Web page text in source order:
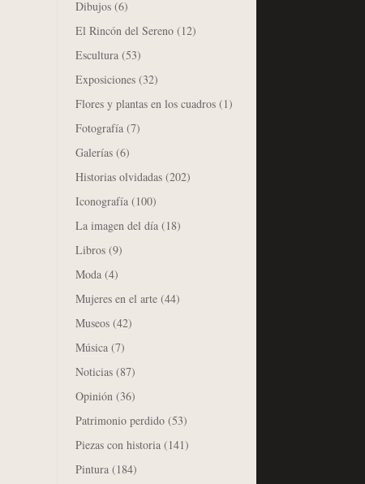
Dibujos (6)
El Rincón del Sereno (12)
Escultura (53)
Exposiciones (32)
Flores y plantas en los cuadros (1)
Fotografía (7)
Galerías (6)
Historias olvidadas (202)
Iconografía (100)
La imagen del día (18)
Libros (9)
Moda (4)
Mujeres en el arte (44)
Museos (42)
Música (7)
Noticias (87)
Opinión (36)
Patrimonio perdido (53)
Piezas con historia (141)
Pintura (184)